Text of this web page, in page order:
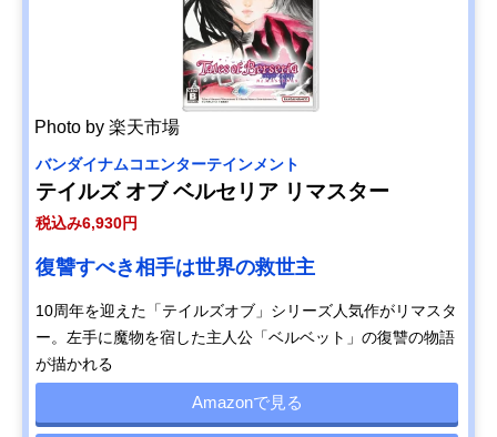
Photo by 楽天市場
バンダイナムコエンターテインメント
テイルズ オブ ベルセリア リマスター
税込み6,930円
復讐すべき相手は世界の救世主
10周年を迎えた「テイルズオブ」シリーズ人気作がリマスタ
ー。左手に魔物を宿した主人公「ベルベット」の復讐の物語
が描かれる
Amazonで見る